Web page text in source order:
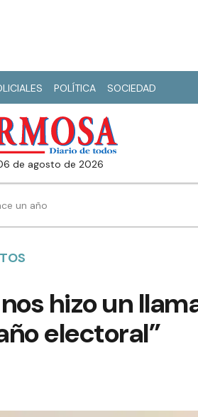
POLÍTICA SOCIEDAD
de agosto de 2026
un año
hizo un
electoral”